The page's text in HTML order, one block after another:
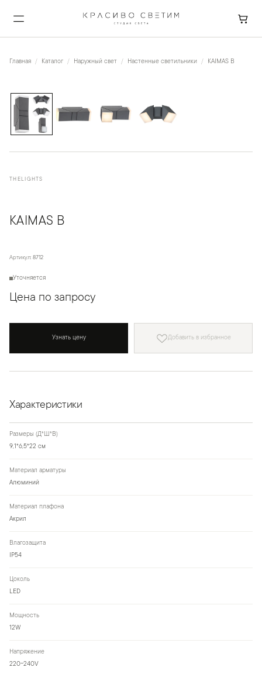
Главная Каталог Наружный свет Настенные светильники KAIMAS B
THELIGHTS
KAIMAS B
Артикул: 8712
Уточняется
Цена по запросу
Узнать цену Добавить в избранное
Характеристики
Размеры (Д*Ш*В)
9,1*6,5*22 см
Материал арматуры
Алюминий
Материал плафона
Акрил
Влагозащита
IP54
Цоколь
LED
Мощность
12W
Напряжение
220-240V